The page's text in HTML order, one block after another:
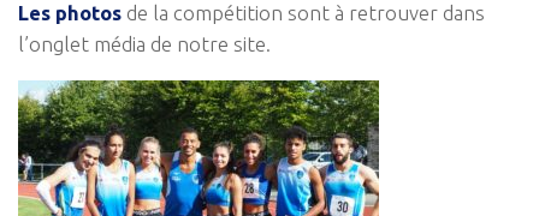
Les photos de la compétition sont à retrouver dans
l’onglet média de notre site.